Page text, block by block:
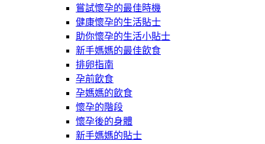
嘗試懷孕的最佳時機
健康懷孕的生活貼士
助你懷孕的生活小貼士
新手媽媽的最佳飲食
排卵指南
孕前飲食
孕媽媽的飲食
懷孕的階段
懷孕後的身體
新手媽媽的貼士